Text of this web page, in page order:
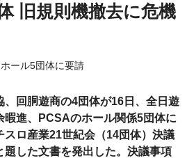
旧規則機撤去に危機
ール5団体に要請
、回胴遊商の4団体が16日、全日遊
暇進、PCSAのホール関係5団体に
スロ産業21世紀会（14団体）決議
題した文書を発出した。決議事項